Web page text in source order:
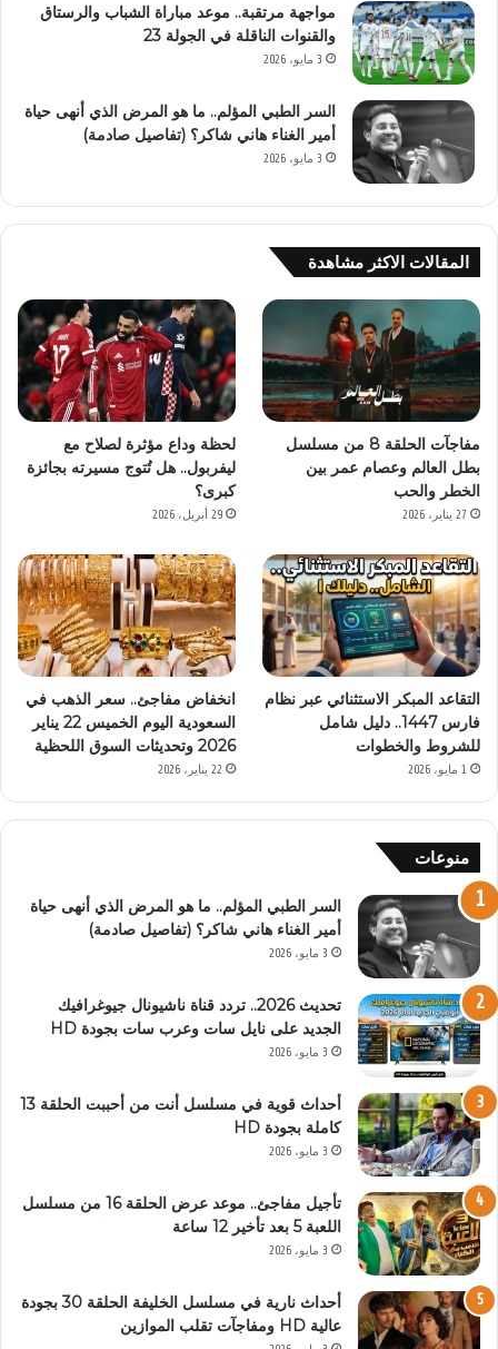
مواجهة مرتقبة.. موعد مباراة الشباب والرستاق
والقنوات الناقلة في الجولة 23
3 مايو، 2026
السر الطبي المؤلم.. ما هو المرض الذي أنهى حياة
أمير الغناء هاني شاكر؟ (تفاصيل صادمة)
3 مايو، 2026
المقالات الاكثر مشاهدة
مفاجآت الحلقة 8 من مسلسل
بطل العالم وعصام عمر بين
الخطر والحب
27 يناير، 2026
لحظة وداع مؤثرة لصلاح مع
ليفربول.. هل تُتوج مسيرته بجائزة
كبرى؟
29 أبريل، 2026
التقاعد المبكر الاستثنائي عبر نظام
فارس 1447.. دليل شامل
للشروط والخطوات
1 مايو، 2026
انخفاض مفاجئ.. سعر الذهب في
السعودية اليوم الخميس 22 يناير
2026 وتحديثات السوق اللحظية
22 يناير، 2026
منوعات
السر الطبي المؤلم.. ما هو المرض الذي أنهى حياة
أمير الغناء هاني شاكر؟ (تفاصيل صادمة)
3 مايو، 2026
تحديث 2026.. تردد قناة ناشيونال جيوغرافيك
الجديد على نايل سات وعرب سات بجودة HD
3 مايو، 2026
أحداث قوية في مسلسل أنت من أحببت الحلقة 13
كاملة بجودة HD
3 مايو، 2026
تأجيل مفاجئ.. موعد عرض الحلقة 16 من مسلسل
اللعبة 5 بعد تأخير 12 ساعة
3 مايو، 2026
أحداث نارية في مسلسل الخليفة الحلقة 30 بجودة
عالية HD ومفاجآت تقلب الموازين